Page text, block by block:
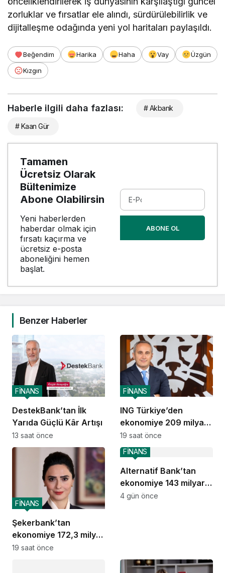
zorluklar ve fırsatlar ele alındı, sürdürülebilirlik ve
dijitalleşme odağında yeni yol haritaları paylaşıldı.
Beğendim Harika Haha Vay
Üzgün
Kızgın
Haberle ilgili daha fazlası: # Akbank
# Kaan Gür
Tamamen
Ücretsiz Olarak
Bültenimize
Abone Olabilirsin
Yeni haberlerden
haberdar olmak için
fırsatı kaçırma ve
ücretsiz e-posta
aboneliğini hemen
başlat.
ABONE OL
Benzer Haberler
DestekBank’tan İlk
Yarıda Güçlü Kâr Artışı
FİNANS
13 saat önce
ING Türkiye’den
ekonomiye 209 milyar
TL destek
FİNANS
19 saat önce
Şekerbank’tan
ekonomiye 172,3 milyar
TL destek
FİNANS
19 saat önce
Alternatif Bank’tan
ekonomiye 143 milyar
TL destek
FİNANS
4 gün önce